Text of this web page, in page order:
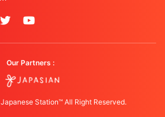
Our Partners :
Station™ All Right Reserved.